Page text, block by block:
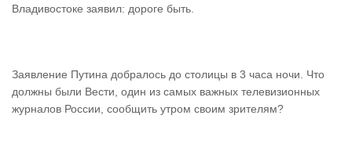
Владивостоке заявил: дороге быть.
Заявление Путина добралось до столицы в 3 часа ночи. Что
должны были Вести, один из самых важных телевизионных
журналов России, сообщить утром своим зрителям?